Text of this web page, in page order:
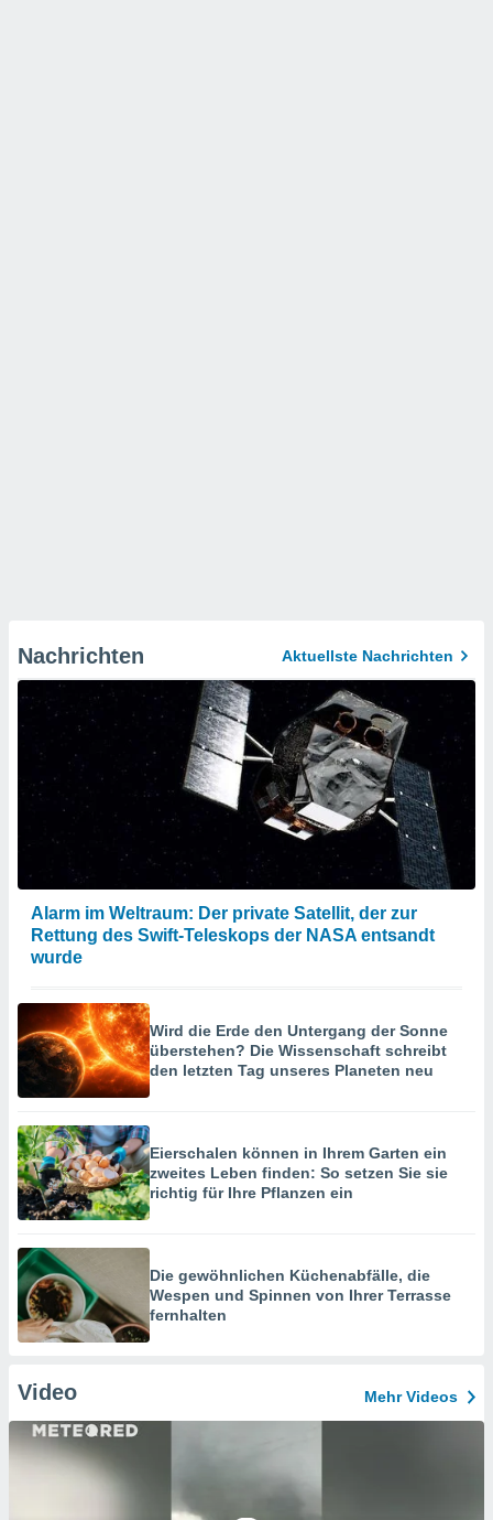
Nachrichten Aktuellste Nachrichten
Alarm im Weltraum: Der private Satellit, der zur
Rettung des Swift-Teleskops der NASA entsandt
wurde
Wird die Erde den Untergang der Sonne
überstehen? Die Wissenschaft schreibt
den letzten Tag unseres Planeten neu
Eierschalen können in Ihrem Garten ein
zweites Leben finden: So setzen Sie sie
richtig für Ihre Pflanzen ein
Die gewöhnlichen Küchenabfälle, die
Wespen und Spinnen von Ihrer Terrasse
fernhalten
Video Mehr Videos